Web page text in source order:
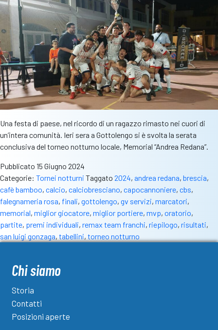
Una festa di paese, nel ricordo di un ragazzo rimasto nei cuori di
un’intera comunità. Ieri sera a Gottolengo si è svolta la serata
conclusiva del torneo notturno locale, Memorial “Andrea Redana”.
Pubblicato 15 Giugno 2024
Categorie: Tornei notturni Taggato 2024, andrea redana, brescia,
cafè bamboo, calcio, calciobresciano, capocannoniere, cbs,
falegnameria rosa, finali, gottolengo, gv servizi, marcatori,
memorial, miglior giocatore, miglior portiere, mvp, oratorio,
partite, premi individuali, remax team franchi, riepilogo, risultati,
san luigi gonzaga, tabellini, torneo notturno
Chi siamo
Storia
Contatti
Posizioni aperte